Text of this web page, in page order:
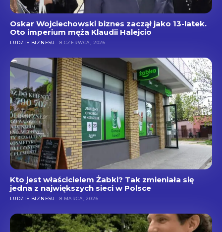
Oskar Wojciechowski biznes zaczął jako 13-latek.
Oto imperium męża Klaudii Halejcio
LUDZIE BIZNESU 8 CZERWCA, 2026
Kto jest właścicielem Żabki? Tak zmieniała się
jedna z największych sieci w Polsce
LUDZIE BIZNESU 8 MARCA, 2026